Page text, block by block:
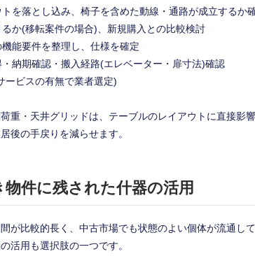
を落とし込み、椅子を含めた動線・通路が成立するか
か(移転案件の場合)、新規購入との比較検討
能要件を整理し、仕様を確定
納期確認・搬入経路(エレベーター・扉寸法)確認
ービスの有無で業者選定)
重・天井グリッドは、テーブルのレイアウトに直接影
後の手戻りを減らせます。
物件に残された什器の活用
が比較的長く、中古市場でも状態のよい個体が流通し
活用も選択肢の一つです。